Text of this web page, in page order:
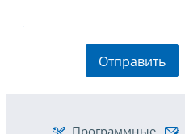
Отправить
Программные